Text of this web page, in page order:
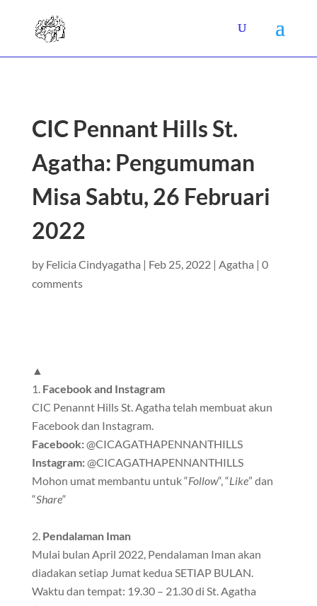
CIC Pennant Hills St.
Agatha: Pengumuman
Misa Sabtu, 26 Februari
2022
by Felicia Cindyagatha | Feb 25, 2022| Agatha | 0
comments
▲
Facebook and Instagram
CIC Penannt Hills St. Agatha telah membuat akun
Facebook dan Instagram.
Facebook:@CICAGATHAPENNANTHILLS
Instagram:@CICAGATHAPENNANTHILLS
Mohon umat membantu untuk “Follow“, “Like” dan
“Share“
Pendalaman Iman
Mulai bulan April 2022, Pendalaman Iman akan
diadakan setiap Jumat kedua SETIAP BULAN.
Waktu dan tempat: 19.30 – 21.30 di St. Agatha